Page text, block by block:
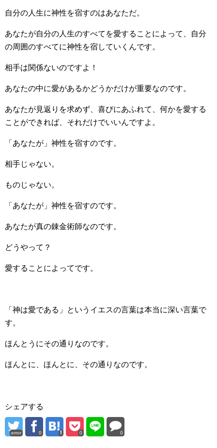
自分の人生に神性を宿すのはあなただ。
あなたが自分の人生のすべてを愛することによって、自分
の周囲のすべてに神性を宿していくんです。
相手は関係ないのですよ！
あなたの中に愛があるかどうかだけが重要なのです。
あなたが見返りを求めず、喜びにあふれて、何かを愛する
ことができれば、それだけでいいんですよ。
「あなたが」神性を宿すのです。
相手じゃない。
ものじゃない。
「あなたが」神性を宿すのです。
あなたが真の錬金術師なのです。
どうやって？
愛することによってです。
「神は愛である」というイエスの言葉は本当に深い言葉で
す。
ほんとうにその通りなのです。
ほんとに、ほんとに、その通りなのです。
シェアする
error 0 0 0